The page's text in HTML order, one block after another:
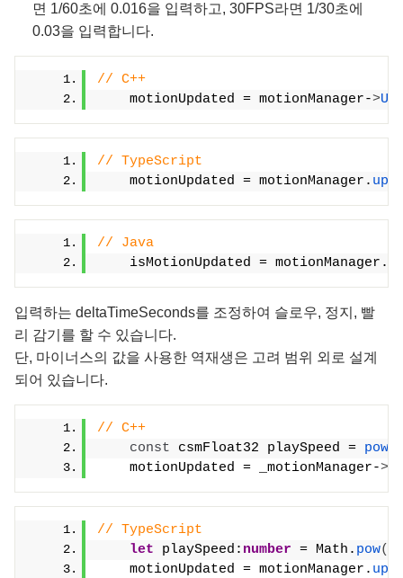
면 1/60초에 0.016을 입력하고, 30FPS라면 1/30초에
0.03을 입력합니다.
// C++
    motionUpdated = motionManager-
>
// TypeScript
    motionUpdated = motionManager.
// Java
    isMotionUpdated = motionManager.
입력하는 deltaTimeSeconds를 조정하여 슬로우, 정지, 빨
리 감기를 할 수 있습니다.
단, 마이너스의 값을 사용한 역재생은 고려 범위 외로 설계
되어 있습니다.
// C++
const csmFloat32 playSpeed = pow
    motionUpdated = _motionManager-
>
// TypeScript
let playSpeed: number = Math. pow(
    motionUpdated = motionManager.